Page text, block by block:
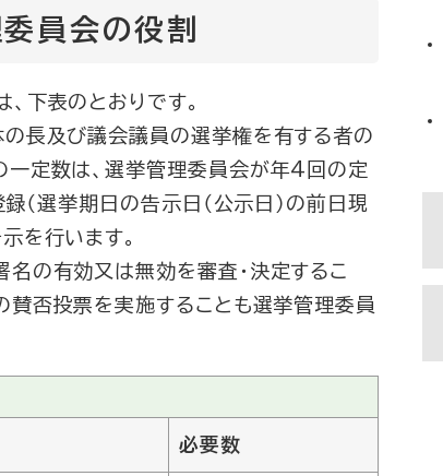
員会の役割
下表のとおりです。
長及び議会議員の選挙権を有する者の
一定数は、選挙管理委員会が年4回の定
（選挙期日の告示日（公示日）の前日現
を行います。
の有効又は無効を審査・決定するこ
賛否投票を実施することも選挙管理委員
必要数